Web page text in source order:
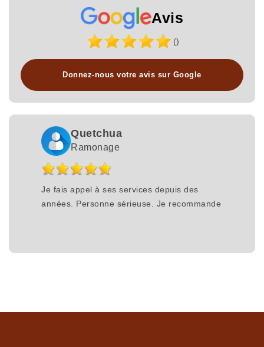
Avis
()
Donnez-nous votre avis sur Google
Quetchua
Ramonage
Je fais appel à ses services depuis des
années. Personne sérieuse. Je recommande